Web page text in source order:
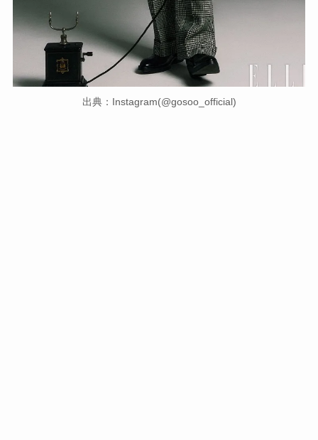
出典：Instagram(@gosoo_official)